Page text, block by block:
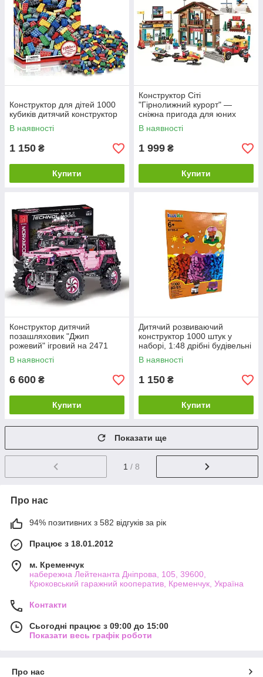
Конструктор для дітей 1000
кубиків дитячий конструктор
В наявності
1 150 ₴
Купити
Конструктор Сіті
"Гірнолижний курорт" —
сніжна пригода для юних
будівельників. 868 деталей
В наявності
1 999 ₴
Купити
Конструктор дитячий
позашляховик "Джип
рожевий" ігровий на 2471
деталь
В наявності
6 600 ₴
Купити
Дитячий розвиваючий
конструктор 1000 штук у
наборі, 1:48 дрібні будівельні
блоки, 20x15x3.5 см
В наявності
1 150 ₴
Купити
Показати ще
1 / 8
Про нас
94% позитивних з 582 відгуків за рік
Працює з 18.01.2012
м. Кременчук
набережна Лейтенанта Дніпрова, 105, 39600,
Крюковський гаражний кооператив, Кременчук, Україна
Контакти
Сьогодні працює з 09:00 до 15:00
Показати весь графік роботи
Про нас